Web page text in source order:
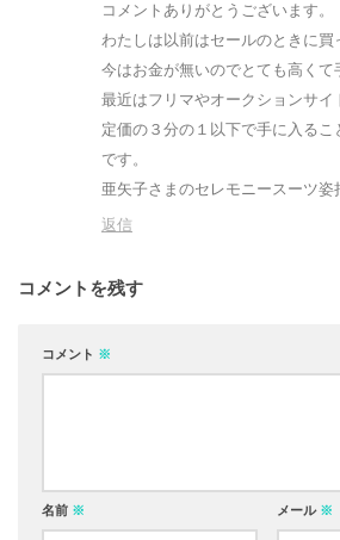
コメントありがとうございます。
わたしは以前はセールのときに買
今はお金が無いのでとても高くて
最近はフリマやオークションサイ
定価の３分の１以下で手に入る
です。
亜矢子さまのセレモニースーツ姿
返信
コメントを残す
コメント ※
名前 ※ メール ※